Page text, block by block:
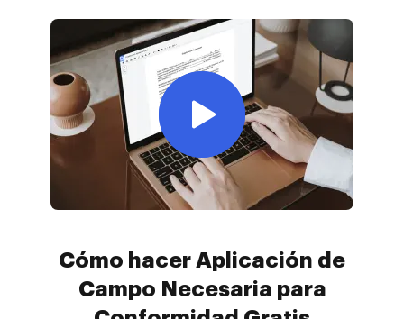
Cómo hacer Aplicación de
Campo Necesaria para